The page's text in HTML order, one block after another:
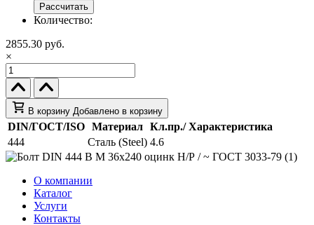
Рассчитать
Количество:
2855.30 руб.
×
В корзину Добавлено в корзину
DIN/ГОСТ/ISO Материал Кл.пр./ Характеристика
444
Сталь (Steel) 4.6
О компании
Каталог
Услуги
Контакты